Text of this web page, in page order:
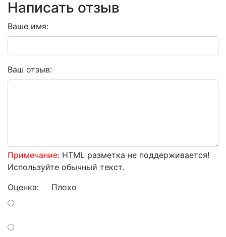
Написать отзыв
Ваше имя:
Ваш отзыв:
Примечание: HTML разметка не поддерживается!
Используйте обычный текст.
Оценка: Плохо